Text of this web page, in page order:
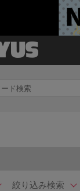
絞り込み検索